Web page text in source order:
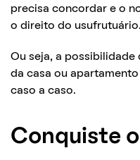
precisa concordar e o
o direito do usufrutuário.
Ou seja, a possibilidade
da casa ou
caso a caso.
Conquiste